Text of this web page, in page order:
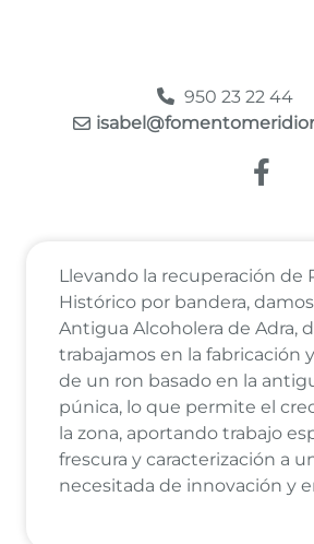
950 23 22 44
Llevando la recuperación de
Histórico por bandera,
Antigua Alcoholera de Adra,
trabajamos en la fabricación
de un ron basado en la
púnica, lo que permite el
la zona, aportando trabajo
frescura y caracterización a
necesitada de innovación y